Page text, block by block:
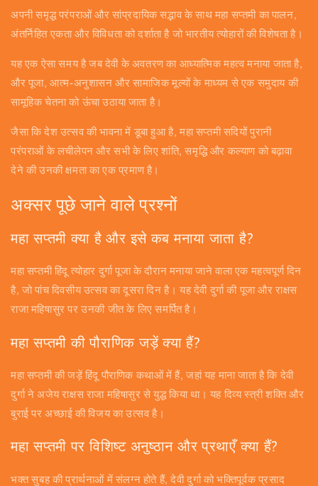
अपनी समृद्ध परंपराओं और सांप्रदायिक सद्भाव के साथ महा सप्तमी का पालन,
अंतर्निहित एकता और विविधता को दर्शाता है जो भारतीय त्योहारों की विशेषता है।
यह एक ऐसा समय है जब देवी के अवतरण का आध्यात्मिक महत्व मनाया जाता है,
और पूजा, आत्म-अनुशासन और सामाजिक मूल्यों के माध्यम से एक समुदाय की
सामूहिक चेतना को ऊंचा उठाया जाता है।
जैसा कि देश उत्सव की भावना में डूबा हुआ है, महा सप्तमी सदियों पुरानी
परंपराओं के लचीलेपन और सभी के लिए शांति, समृद्धि और कल्याण को बढ़ावा
देने की उनकी क्षमता का एक प्रमाण है।
अक्सर पूछे जाने वाले प्रश्नों
महा सप्तमी क्या है और इसे कब मनाया जाता है?
महा सप्तमी हिंदू त्योहार दुर्गा पूजा के दौरान मनाया जाने वाला एक महत्वपूर्ण दिन
है, जो पांच दिवसीय उत्सव का दूसरा दिन है। यह देवी दुर्गा की पूजा और राक्षस
राजा महिषासुर पर उनकी जीत के लिए समर्पित है।
महा सप्तमी की पौराणिक जड़ें क्या हैं?
महा सप्तमी की जड़ें हिंदू पौराणिक कथाओं में हैं, जहां यह माना जाता है कि देवी
दुर्गा ने अजेय राक्षस राजा महिषासुर से युद्ध किया था। यह दिव्य स्त्री शक्ति और
बुराई पर अच्छाई की विजय का उत्सव है।
महा सप्तमी पर विशिष्ट अनुष्ठान और प्रथाएँ क्या हैं?
भक्त सुबह की प्रार्थनाओं में संलग्न होते हैं, देवी दुर्गा को भक्तिपूर्वक प्रसाद